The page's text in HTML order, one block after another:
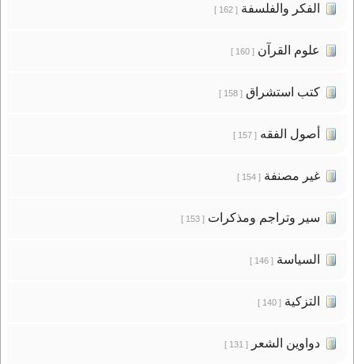
الفكر والفلسفة[ 162 ]
علوم القرآن[ 160 ]
كتب استشراق[ 158 ]
أصول الفقه[ 157 ]
غير مصنفة[ 154 ]
سير وتراجم ومذكرات[ 153 ]
السياسة[ 146 ]
التزكية[ 140 ]
دواوين الشعر[ 131 ]